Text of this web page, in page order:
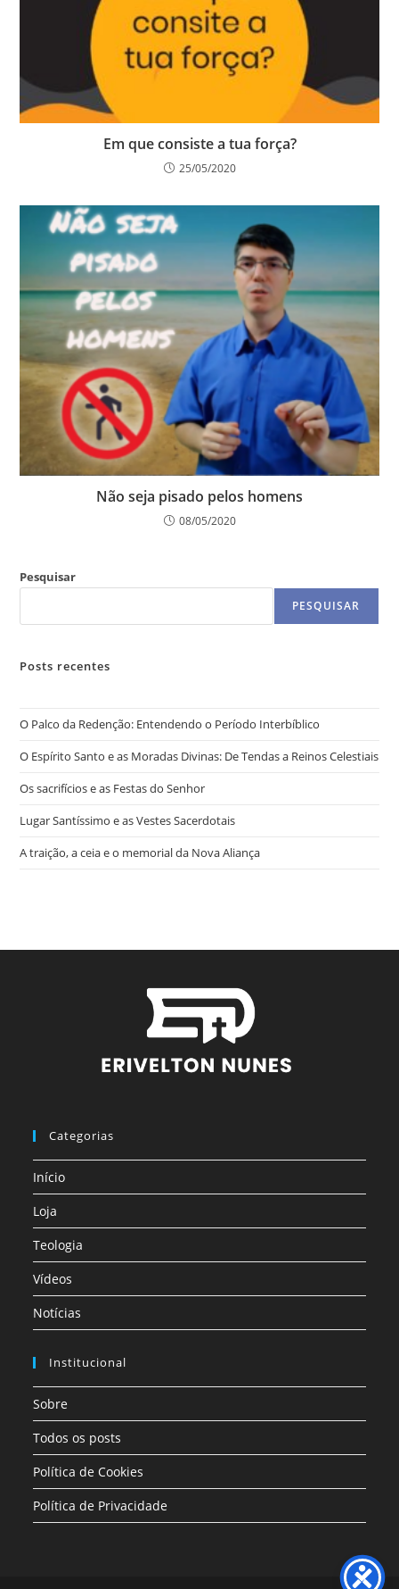
Em que consiste a tua força?
25/05/2020
Não seja pisado pelos homens
08/05/2020
Pesquisar
PESQUISAR
Posts recentes
O Palco da Redenção: Entendendo o Período Interbíblico
O Espírito Santo e as Moradas Divinas: De Tendas a Reinos Celestiais
Os sacrifícios e as Festas do Senhor
Lugar Santíssimo e as Vestes Sacerdotais
A traição, a ceia e o memorial da Nova Aliança
Categorias
Início
Loja
Teologia
Vídeos
Notícias
Institucional
Sobre
Todos os posts
Política de Cookies
Política de Privacidade